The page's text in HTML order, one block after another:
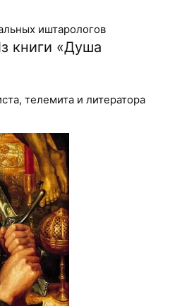
иштарологов
книги «Душа
телемита и литератора